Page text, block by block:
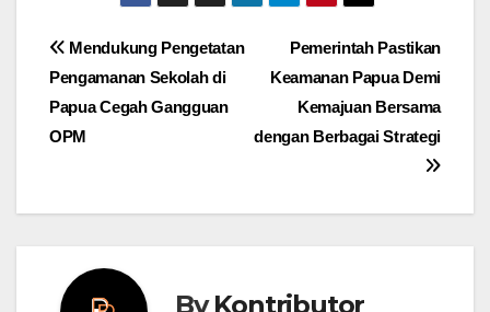
Post
navigation
Pemerintah Pastikan
Keamanan Papua Demi
Kemajuan Bersama
dengan Berbagai Strategi
Mendukung Pengetatan
Pengamanan Sekolah di
Papua Cegah Gangguan
OPM
ByKontributor